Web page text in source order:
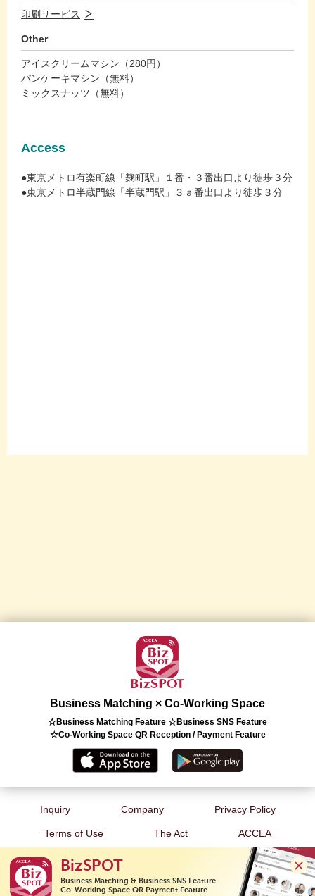
印刷サービス
Other
アイスクリームマシン（280円）
パンケーキマシン（無料）
ミックスナッツ（無料）
Access
●東京メトロ有楽町線「麹町駅」１番・３番出口より徒歩３分
●東京メトロ半蔵門線「半蔵門駅」３ａ番出口より徒歩３分
Business Matching × Co-Working Space
☆Business Matching Feature ☆Business SNS Feature
☆Co-Working Space QR Reception / Payment Feature
Inquiry Company Privacy Policy
Terms of Use The Act ACCEA
BizSPOT
Business Matching & Business SNS Feature
Co-Working Space QR Payment Feature